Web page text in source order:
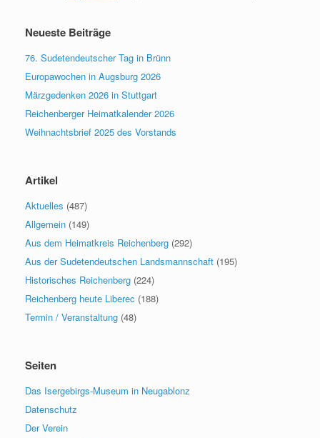
Neueste Beiträge
76. Sudetendeutscher Tag in Brünn
Europawochen in Augsburg 2026
Märzgedenken 2026 in Stuttgart
Reichenberger Heimatkalender 2026
Weihnachtsbrief 2025 des Vorstands
Artikel
Aktuelles (487)
Allgemein (149)
Aus dem Heimatkreis Reichenberg (292)
Aus der Sudetendeutschen Landsmannschaft (195)
Historisches Reichenberg (224)
Reichenberg heute Liberec (188)
Termin / Veranstaltung (48)
Seiten
Das Isergebirgs-Museum in Neugablonz
Datenschutz
Der Verein